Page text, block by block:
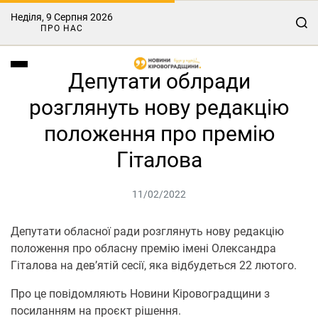
Неділя, 9 Серпня 2026
ПРО НАС
Депутати облради
розглянуть нову редакцію
положення про премію
Гіталова
11/02/2022
Депутати обласної ради розглянуть нову редакцію
положення про обласну премію імені Олександра
Гіталова на дев’ятій сесії, яка відбудеться 22 лютого.
Про це повідомляють Новини Кіровоградщини з
посиланням на проєкт рішення.